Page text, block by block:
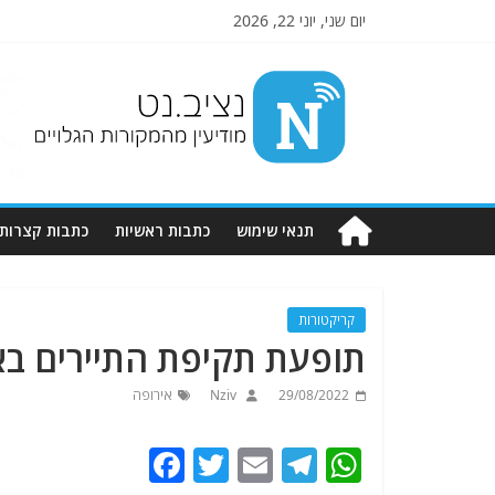
יום שני, יוני 22, 2026
Nziv.net
מודיעין
מהמקורות
תנאי שימוש כתבות ראשיות כתבות קצרות
קריקטורות
תופעת תקיפת התיירים
29/08/2022
Nziv אירופה
W
T
E
T